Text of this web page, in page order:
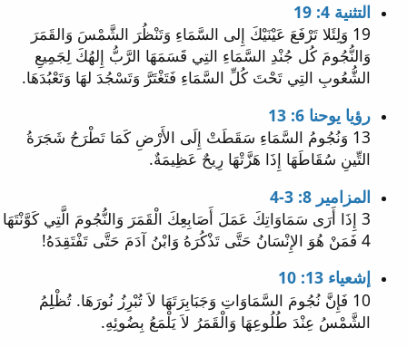
التثنية 4: 19
19 وَلِئَلا تَرْفَعَ عَيْنَيْكَ إِلى السَّمَاءِ وَتَنْظُرَ الشَّمْسَ وَالقَمَرَ
وَالنُّجُومَ كُل جُنْدِ السَّمَاءِ التِي قَسَمَهَا الرَّبُّ إِلهُكَ لِجَمِيعِ
الشُّعُوبِ التِي تَحْتَ كُلِّ السَّمَاءِ فَتَغْتَرَّ وَتَسْجُدَ لهَا وَتَعْبُدَهَا.
رؤيا يوحنا 6: 13
13 وَنُجُومُ السَّمَاءِ سَقَطَتْ إِلَى الأَرْضِ كَمَا تَطْرَحُ شَجَرَةُ
التِّينِ سُقَاطَهَا إِذَا هَزَّتْهَا رِيحٌ عَظِيمَةٌ.
المزامير 8: 3-4
3 إِذَا أَرَى سَمَاوَاتِكَ عَمَلَ أَصَابِعِكَ الْقَمَرَ وَالنُّجُومَ الَّتِي كَوَّنْتَهَا
4 فَمَنْ هُوَ الإِنْسَانُ حَتَّى تَذْكُرَهُ وَابْنُ آدَمَ حَتَّى تَفْتَقِدَهُ!
إشعياء 13: 10
10 فَإِنَّ نُجُومَ السَّمَاوَاتِ وَجَبَابِرَتَهَا لاَ تُبْرِزُ نُورَهَا. تُظْلِمُ
الشَّمْسُ عِنْدَ طُلُوعِهَا وَالْقَمَرُ لاَ يَلْمَعُ بِضُوئِهِ.